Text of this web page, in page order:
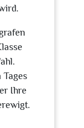
Tages
Ihre